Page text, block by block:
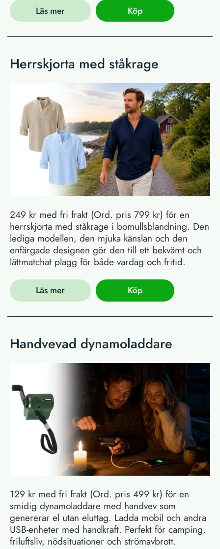
Läs mer Köp
Herrskjorta med ståkrage
249 kr med fri frakt (Ord. pris 799 kr) för en
herrskjorta med ståkrage i bomullsblandning. Den
lediga modellen, den mjuka känslan och den
enfärgade designen gör den till ett bekvämt och
lättmatchat plagg för både vardag och fritid.
Läs mer Köp
Handvevad dynamoladdare
129 kr med fri frakt (Ord. pris 499 kr) för en
smidig dynamoladdare med handvev som
genererar el utan eluttag. Ladda mobil och andra
USB-enheter med handkraft. Perfekt för camping,
friluftsliv, nödsituationer och strömavbrott.